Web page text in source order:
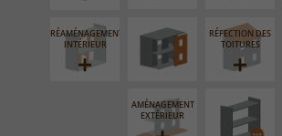
RÉAMÉNAGEMENT
INTÉRIEUR
RÉFECTION DES
TOITURES
AMÉNAGEMENT
EXTÉRIEUR
PROCÉDÉ
PARTICULIER